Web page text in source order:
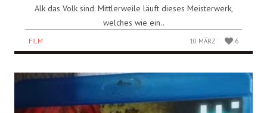
Alk das Volk sind. Mittlerweile läuft dieses Meisterwerk,
welches wie ein..
FILM 10 MÄRZ 6